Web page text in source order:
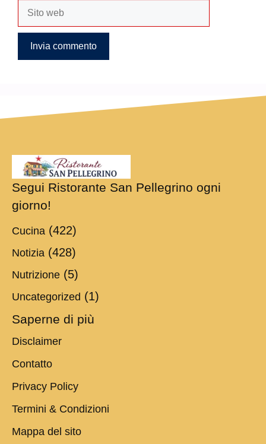
Segui Ristorante San Pellegrino ogni
giorno!
Cucina (422)
Notizia (428)
Nutrizione (5)
Uncategorized (1)
Saperne di più
Disclaimer
Contatto
Privacy Policy
Termini & Condizioni
Mappa del sito